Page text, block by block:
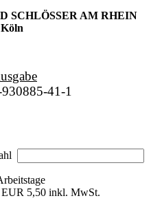
SCHLÖSSER AM RHEIN
41-1
EUR 5,50 inkl. MwSt.